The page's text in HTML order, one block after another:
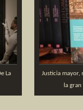
La
Justicia mayor,
la